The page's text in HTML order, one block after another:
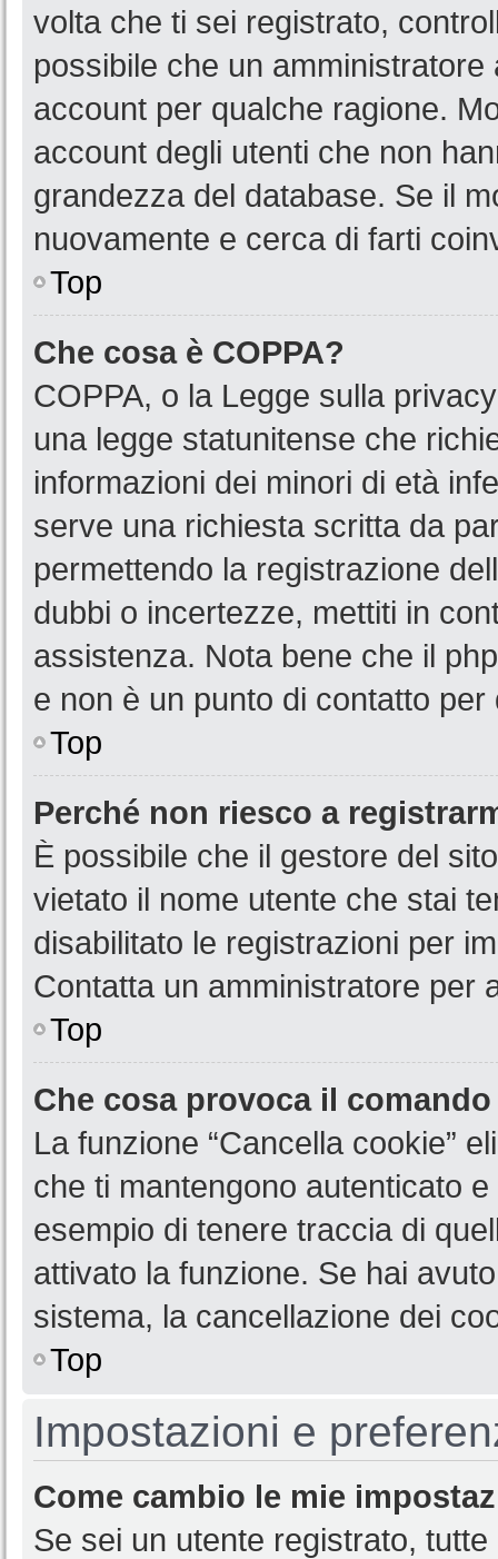
volta che ti sei registrato,
possibile che un
account per qualche ragione.
account degli utenti che non
grandezza del database. Se il
nuovamente e cerca di farti
Top
Che cosa è COPPA?
COPPA, o la Legge sulla
una legge statunitense che
informazioni dei minori di età
serve una richiesta scritta da
permettendo la registrazione
dubbi o incertezze, mettiti in
assistenza. Nota bene che il
e non è un punto di contatto
Top
Perché non riesco a
È possibile che il gestore del
vietato il nome utente che stai
disabilitato le registrazioni per
Contatta un amministratore per
Top
Che cosa provoca il
La funzione “Cancella cookie”
che ti mantengono autenticato
esempio di tenere traccia di
attivato la funzione. Se hai
sistema, la cancellazione dei
Top
Impostazioni e
Come cambio le mie
Se sei un utente registrato,